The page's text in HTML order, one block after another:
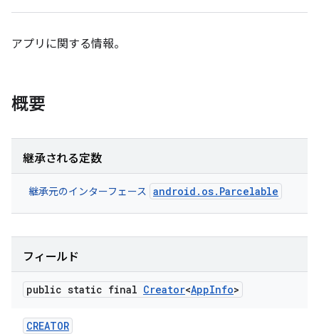
アプリに関する情報。
概要
継承される定数
継承元のインターフェース android.os.Parcelable
フィールド
public static final Creator<AppInfo>
CREATOR